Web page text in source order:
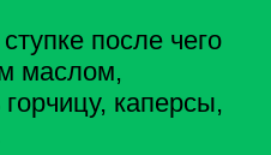
после чего
маслом,
каперсы,